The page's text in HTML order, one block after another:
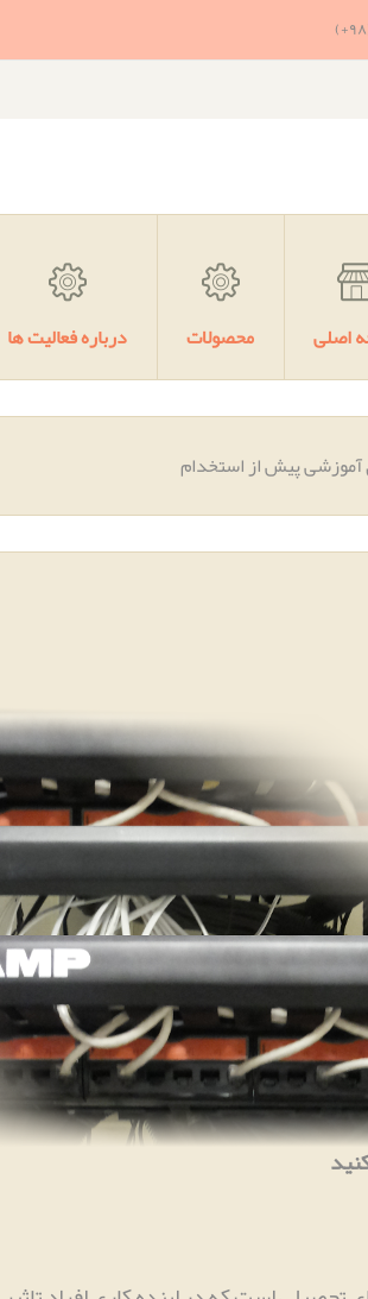
اصلی محصولات درباره فعالیت ها
آموزشی پیش از استخدام